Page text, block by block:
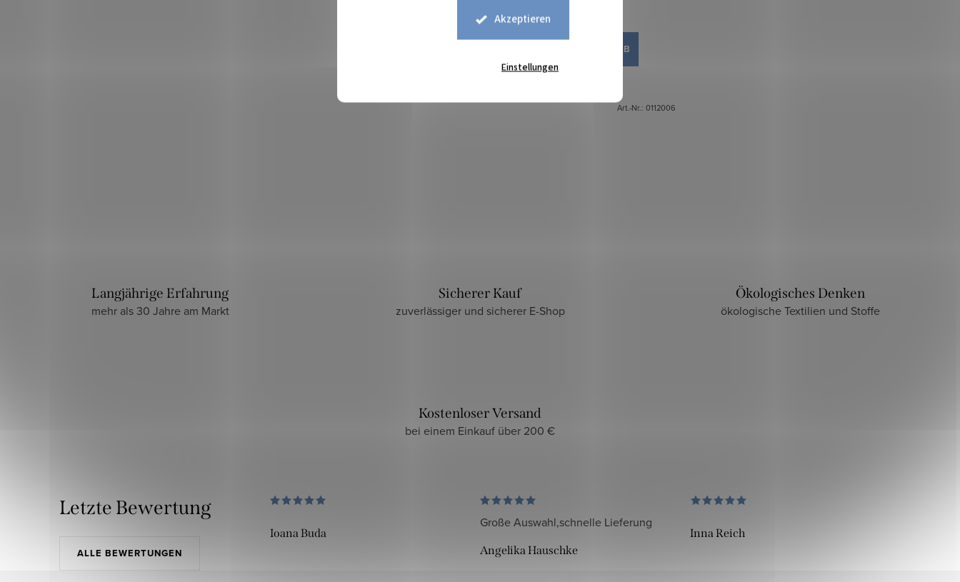
Akzeptieren
Einstellungen
IN DEN WARENKORB
Art.-Nr.: 0112006
Langjährige Erfahrung
mehr als 30 Jahre am Markt
Sicherer Kauf
zuverlässiger und sicherer E-Shop
Ökologisches Denken
ökologische Textilien und Stoffe
Kostenloser Versand
bei einem Einkauf über 200 €
Letzte Bewertung
ALLE BEWERTUNGEN
Ioana Buda
Große Auswahl,schnelle Lieferung
Angelika Hauschke
Inna Reich